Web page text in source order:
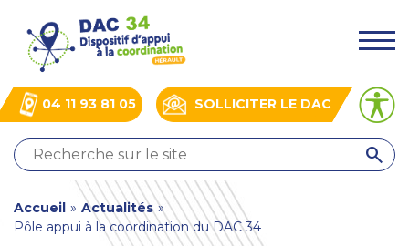
contenu
principal
SOLLICITER LE DAC
04 11 93 81 05
.
QUI
SOMMES-
?
NOS
You
Accueil » Actualités »
Pôle appui à la coordination du DAC 34